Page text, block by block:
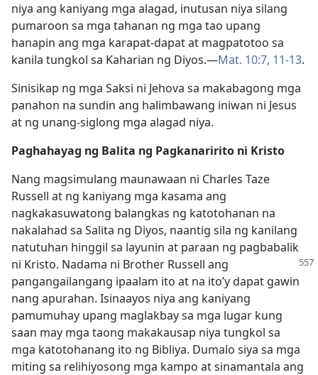
niya ang kaniyang mga alagad, inutusan niya silang
pumaroon sa mga tahanan ng mga tao upang
hanapin ang mga karapat-dapat at magpatotoo sa
kanila tungkol sa Kaharian ng Diyos.​—Mat. 10:7, 11-13.
Sinisikap ng mga Saksi ni Jehova sa makabagong mga
panahon na sundin ang halimbawang iniwan ni Jesus
at ng unang-siglong mga alagad niya.
Paghahayag ng Balita ng Pagkanaririto ni Kristo
Nang magsimulang maunawaan ni Charles Taze
Russell at ng kaniyang mga kasama ang
nagkakasuwatong balangkas ng katotohanan na
nakalahad sa Salita ng Diyos, naantig sila ng kanilang
natutuhan hinggil sa layunin at paraan ng pagbabalik
ni Kristo. Nadama ni Brother Russell ang
pangangailangang ipaalam ito at na ito’y dapat gawin
nang apurahan. Isinaayos niya ang kaniyang
pamumuhay upang maglakbay sa mga lugar kung
saan may mga taong makakausap niya tungkol sa
mga katotohanang ito ng Bibliya. Dumalo siya sa mga
miting sa relihiyosong mga kampo at sinamantala ang